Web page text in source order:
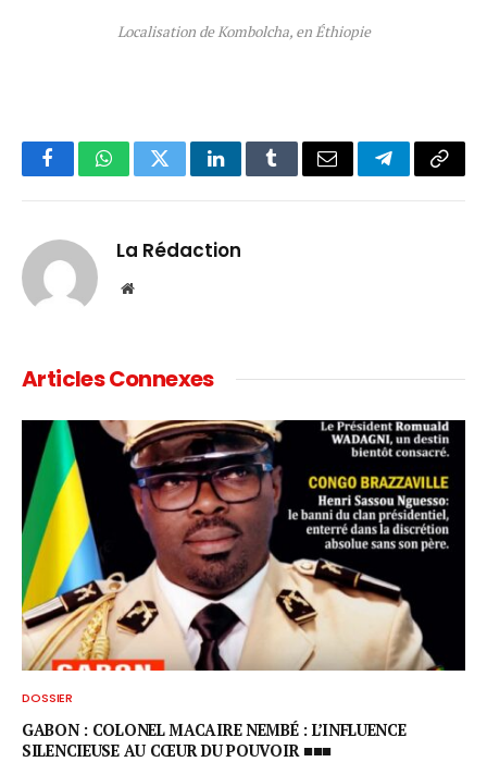
Localisation de Kombolcha, en Éthiopie
FacebookWhatsAppTwitterLinkedInTumblrEmail TelegramCopy
La Rédaction
Website
Articles Connexes
DOSSIER
GABON : COLONEL MACAIRE NEMBÉ : L’INFLUENCE
SILENCIEUSE AU CŒUR DU POUVOIR ■■■